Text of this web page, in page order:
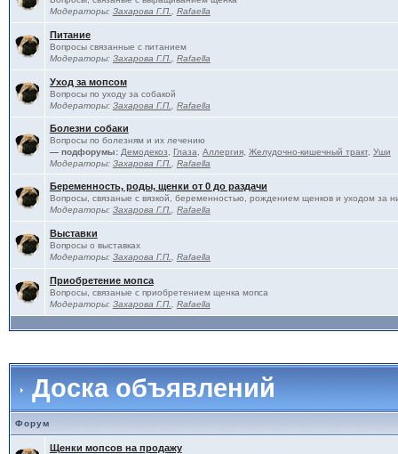
Модераторы: Захарова Г.П. Rafaella
Питание
Вопросы связанные с питанием
Модераторы: Захарова Г.П. Rafaella
Уход за мопсом
Вопросы по уходу за собакой
Модераторы: Захарова Г.П. Rafaella
Болезни собаки
Вопросы по болезням и их лечению
— подфорумы: Демодекоз Глаза Аллергия, Желудочно-кишечный тракт, Уши
Модераторы: Захарова Г.П. Rafaella
Беременность, роды, щенки от 0 до раздачи
Вопросы, связаные с вязкой, беременностью, рождением щенков и уходом за
Модераторы: Захарова Г.П. Rafaella
Выставки
Вопросы о выставках
Модераторы: Захарова Г.П. Rafaella
Приобретение мопса
Вопросы, связаные с приобретением щенка мопса
Модераторы: Захарова Г.П. Rafaella
Доска объявлений
Форум
Щенки мопсов на продажу